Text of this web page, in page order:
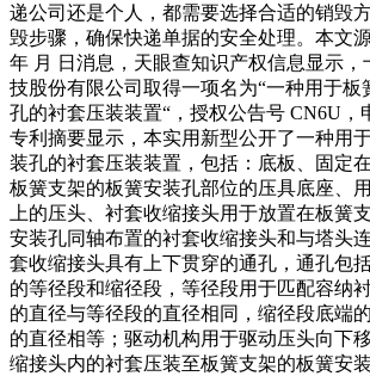
递公司还是个人，都需要选择合适的销毁
毁步骤，确保快递单据的安全处理。本文
年 月 日消息，天眼查知识产权信息显示，
技股份有限公司取得一项名为“一种用于板
孔的衬套压装装置“，授权公告号 CN6U，
专利摘要显示，本实用新型公开了一种用
装孔的衬套压装装置，包括：底板、固定
板簧支架的板簧安装孔部位的压具底座、
上的压头、衬套收缩接头用于放置在板簧
安装孔同轴布置的衬套收缩接头和与塔头
套收缩接头具有上下贯穿的通孔，通孔包
的等径段和缩径段，等径段用于匹配容纳
的直径与等径段的直径相同，缩径段底端
的直径相等；驱动机构用于驱动压头向下
缩接头内的衬套压装至板簧支架的板簧安